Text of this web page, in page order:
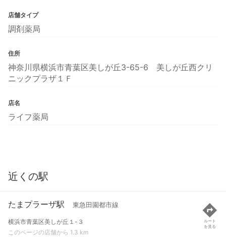
店舗タイプ
調剤薬局
住所
神奈川県横浜市青葉区美しが丘3-65-6 美しが丘西クリ
ニックプラザ１Ｆ
店名
ライフ薬局
近くの駅
たまプラーザ駅 東急田園都市線
横浜市青葉区美しが丘１-３
このページの店舗から 1.3 km
ルート
を見る